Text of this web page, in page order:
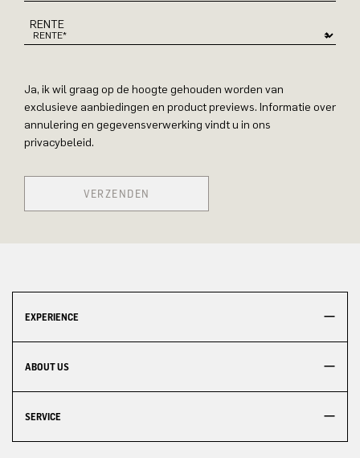
RENTE
Ja, ik wil graag op de hoogte gehouden worden van
exclusieve aanbiedingen en product previews. Informatie over
annulering en gegevensverwerking vindt u in ons
privacybeleid.
VERZENDEN
EXPERIENCE
ABOUT US
SERVICE